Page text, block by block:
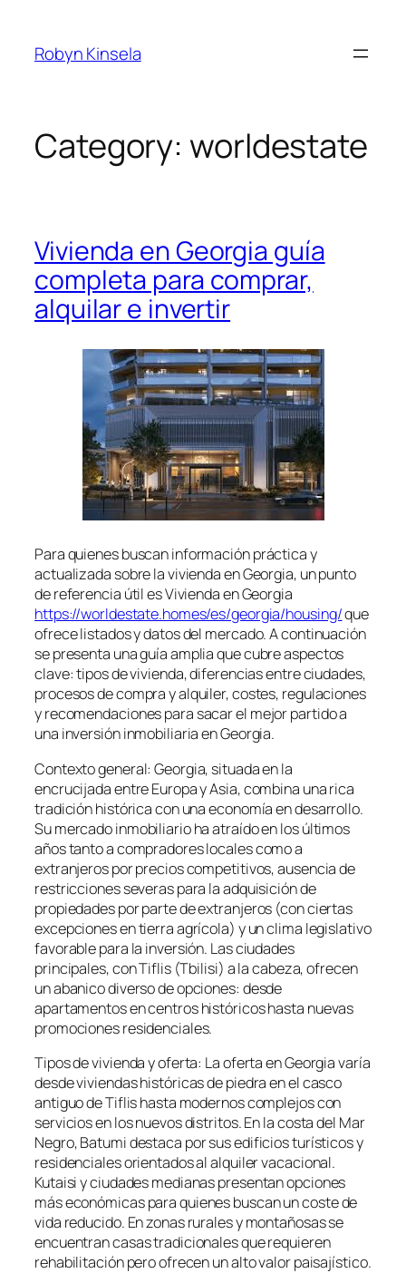
content
Robyn Kinsela
Category: worldestate
Vivienda en Georgia guía
completa para comprar,
alquilar e invertir
Para quienes buscan información práctica y
actualizada sobre la vivienda en Georgia, un punto
de referencia útil es Vivienda en Georgia
https://worldestate.homes/es/georgia/housing/que
ofrece listados y datos del mercado. A continuación
se presenta una guía amplia que cubre aspectos
clave: tipos de vivienda, diferencias entre ciudades,
procesos de compra y alquiler, costes, regulaciones
y recomendaciones para sacar el mejor partido a
una inversión inmobiliaria en Georgia.
Contexto general: Georgia, situada en la
encrucijada entre Europa y Asia, combina una rica
tradición histórica con una economía en desarrollo.
Su mercado inmobiliario ha atraído en los últimos
años tanto a compradores locales como a
extranjeros por precios competitivos, ausencia de
restricciones severas para la adquisición de
propiedades por parte de extranjeros (con ciertas
excepciones en tierra agrícola) y un clima legislativo
favorable para la inversión. Las ciudades
principales, con Tiflis (Tbilisi) a la cabeza, ofrecen
un abanico diverso de opciones: desde
apartamentos en centros históricos hasta nuevas
promociones residenciales.
Tipos de vivienda y oferta: La oferta en Georgia varía
desde viviendas históricas de piedra en el casco
antiguo de Tiflis hasta modernos complejos con
servicios en los nuevos distritos. En la costa del Mar
Negro, Batumi destaca por sus edificios turísticos y
residenciales orientados al alquiler vacacional.
Kutaisi y ciudades medianas presentan opciones
más económicas para quienes buscan un coste de
vida reducido. En zonas rurales y montañosas se
encuentran casas tradicionales que requieren
rehabilitación pero ofrecen un alto valor paisajístico.